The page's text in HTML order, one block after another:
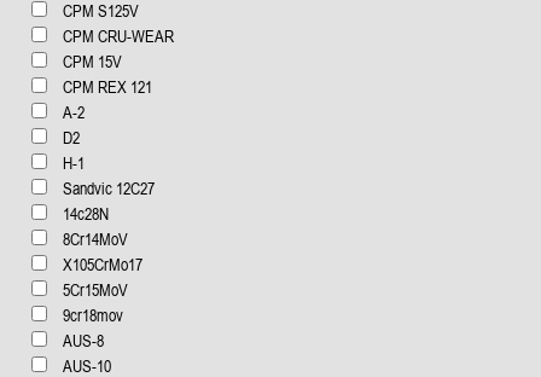
CPM S125V
CPM CRU-WEAR
CPM 15V
CPM REX 121
А-2
D2
H-1
Sandvic 12C27
14c28N
8Cr14MoV
X105CrMo17
5Cr15MoV
9cr18mov
AUS-8
AUS-10